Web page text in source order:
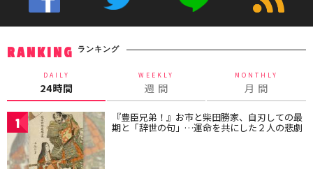
RANKING ランキング
DAILY
24時間
WEEKLY
週 間
MONTHLY
月 間
1 『豊臣兄弟！』お市と柴田勝家、自刃しての最
期と「辞世の句」…運命を共にした２人の悲劇